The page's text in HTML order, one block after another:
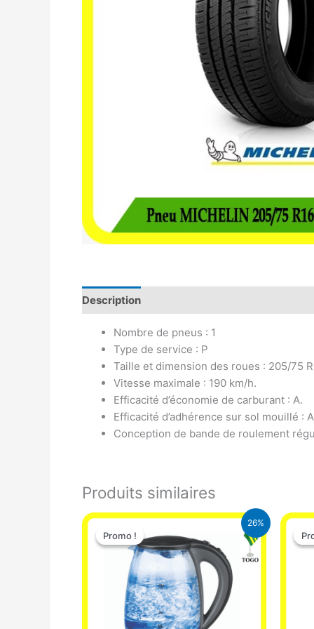
Description
Nombre de pneus : 1
Type de service : P
Taille et dimension des roues : 205/75
Vitesse maximale : 190 km/h.
Efficacité d’économie de carburant : A.
Efficacité d’adhérence sur sol mouillé :
Conception de bande de roulement
Produits similaires
26%
Promo !
Promo !
Le
initial
était :
16.900 CFA.
Le
actuel
est :
12.500 CFA.